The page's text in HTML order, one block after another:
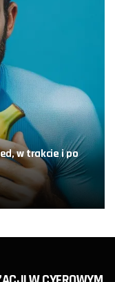
w trakcie i po